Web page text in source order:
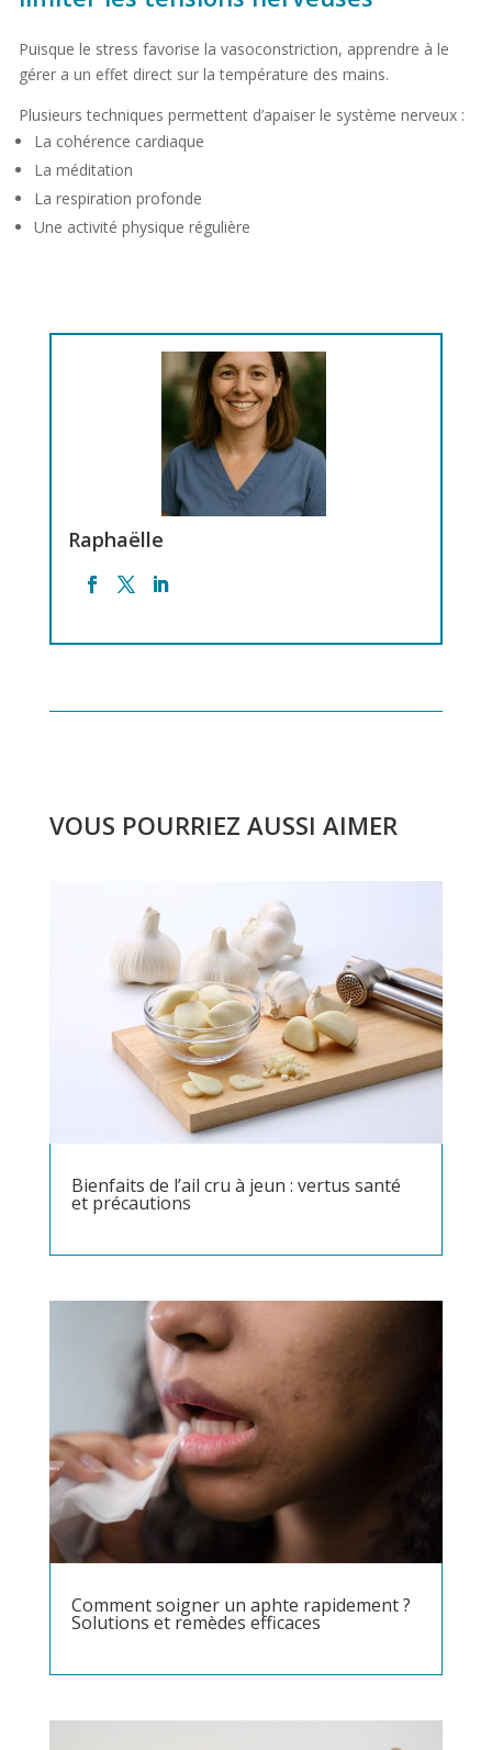
Puisque le stress favorise la vasoconstriction, apprendre à le
gérer a un effet direct sur la température des mains.
Plusieurs techniques permettent d’apaiser le système nerveux :
La cohérence cardiaque
La méditation
La respiration profonde
Une activité physique régulière
Raphaëlle
VOUS POURRIEZ AUSSI AIMER
Bienfaits de l’ail cru à jeun : vertus santé
et précautions
Comment soigner un aphte rapidement ?
Solutions et remèdes efficaces